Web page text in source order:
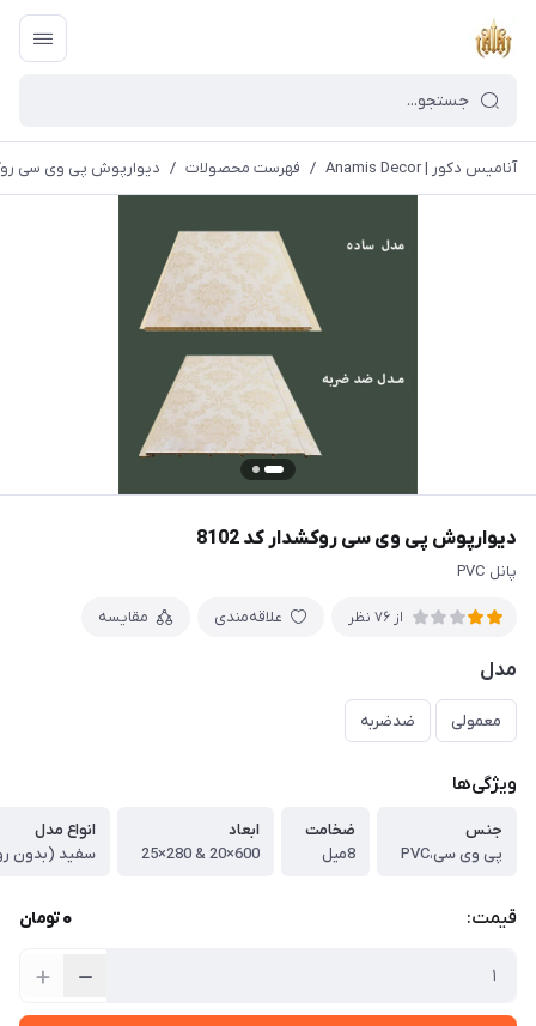
آنامیس دکور | Anamis Decor / فهرست محصولات / دیوارپوش پی وی سی
دیوارپوش پی وی سی روکشدار کد 8102
پانل PVC
از 76 نظر علاقه‌مندی مقایسه
مدل
معمولی ضدضربه
ویژگی‌ها
جنس
پی وی سی،PVC
ضخامت
8میل
ابعاد
600×20 & 280×25
انواع مدل
قیمت: 0تومان